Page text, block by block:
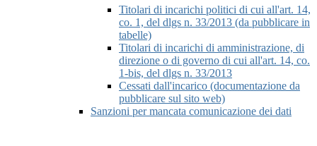
Titolari di incarichi politici di cui all'art. 14,
co. 1, del dlgs n. 33/2013 (da pubblicare in
tabelle)
Titolari di incarichi di amministrazione, di
direzione o di governo di cui all'art. 14, co.
1-bis, del dlgs n. 33/2013
Cessati dall'incarico (documentazione da
pubblicare sul sito web)
Sanzioni per mancata comunicazione dei dati